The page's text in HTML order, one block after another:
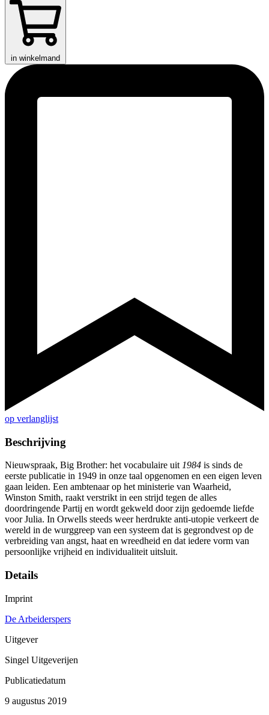
in winkelmand
op verlanglijst
Beschrijving
Nieuwspraak, Big Brother: het vocabulaire uit1984 is sinds de
eerste publicatie in 1949 in onze taal opgenomen en een eigen leven
gaan leiden. Een ambtenaar op het ministerie van Waarheid,
Winston Smith, raakt verstrikt in een strijd tegen de alles
doordringende Partij en wordt gekweld door zijn gedoemde liefde
voor Julia. In Orwells steeds weer herdrukte anti-utopie verkeert de
wereld in de wurggreep van een systeem dat is gegrondvest op de
verbreiding van angst, haat en wreedheid en dat iedere vorm van
persoonlijke vrijheid en individualiteit uitsluit.
Details
Imprint
De Arbeiderspers
Uitgever
Singel Uitgeverijen
Publicatiedatum
9 augustus 2019